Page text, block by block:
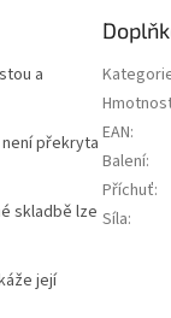
a
překryta
skladbě lze
její
EAN:
Balení:
Příchuť:
Síla: